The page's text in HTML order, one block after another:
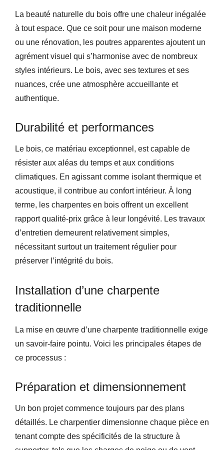
La beauté naturelle du bois offre une chaleur inégalée
à tout espace. Que ce soit pour une maison moderne
ou une rénovation, les poutres apparentes ajoutent un
agrément visuel qui s’harmonise avec de nombreux
styles intérieurs. Le bois, avec ses textures et ses
nuances, crée une atmosphère accueillante et
authentique.
Durabilité et performances
Le bois, ce matériau exceptionnel, est capable de
résister aux aléas du temps et aux conditions
climatiques. En agissant comme isolant thermique et
acoustique, il contribue au confort intérieur. À long
terme, les charpentes en bois offrent un excellent
rapport qualité-prix grâce à leur longévité. Les travaux
d’entretien demeurent relativement simples,
nécessitant surtout un traitement régulier pour
préserver l’intégrité du bois.
Installation d’une charpente
traditionnelle
La mise en œuvre d’une charpente traditionnelle exige
un savoir-faire pointu. Voici les principales étapes de
ce processus :
Préparation et dimensionnement
Un bon projet commence toujours par des plans
détaillés. Le charpentier dimensionne chaque pièce en
tenant compte des spécificités de la structure à